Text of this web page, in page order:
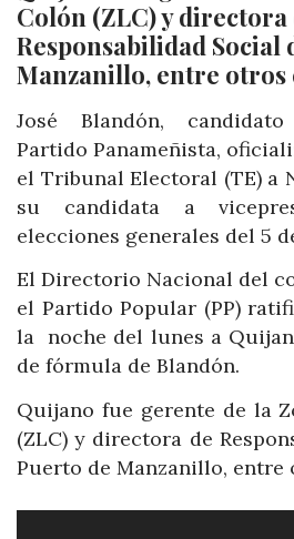
Colón (ZLC) y directora
Responsabilidad Social
Manzanillo, entre otros
José Blandón,
Partido Panameñista,
el Tribunal Electoral (TE) a
su candidata a
elecciones generales del 5
El Directorio Nacional del
el Partido Popular (PP)
la noche del lunes a
de fórmula de Blandón.
Quijano fue gerente de la
(ZLC) y directora de
Puerto de Manzanillo, entre